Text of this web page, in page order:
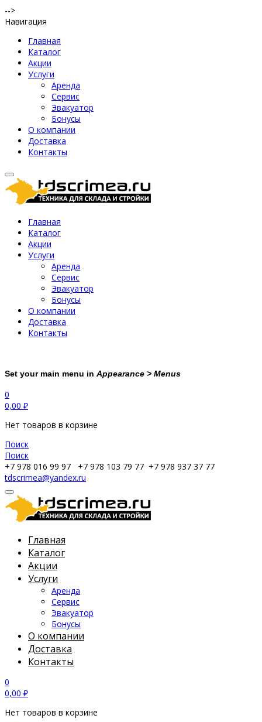
-->
Навигация
Главная
Каталог
Акции
Услуги
Аренда
Сервис
Эвакуатор
Бонусы
О компании
Доставка
Контакты
Главная
Каталог
Акции
Услуги
Аренда
Сервис
Эвакуатор
Бонусы
О компании
Доставка
Контакты
Set your main menu in Appearance > Menus
0
0,00 ₽
Нет товаров в корзине
Поиск
Поиск
+7 978 016 99 97
+7 978 103 79 77 +7 978 937 37 77
tdscrimea@yandex.ru
Главная
Каталог
Акции
Услуги
Аренда
Сервис
Эвакуатор
Бонусы
О компании
Доставка
Контакты
0
0,00 ₽
Нет товаров в корзине